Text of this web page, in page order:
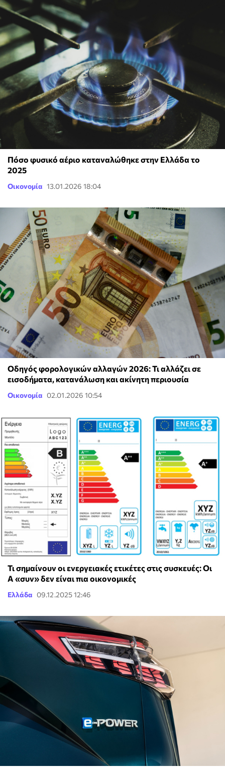
Πόσο φυσικό αέριο καταναλώθηκε στην Ελλάδα το
2025
Οικονομία 13.01.2026 18:04
Οδηγός φορολογικών αλλαγών 2026: Τι αλλάζει σε
εισοδήματα, κατανάλωση και ακίνητη περιουσία
Οικονομία 02.01.2026 10:54
Τι σημαίνουν οι ενεργειακές ετικέτες στις συσκευές: Οι
Α «συν» δεν είναι πια οικονομικές
Ελλάδα 09.12.2025 12:46